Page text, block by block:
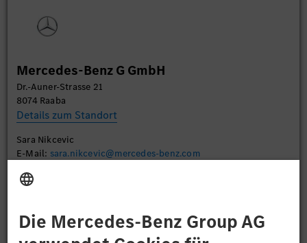
Mercedes-Benz G GmbH
Dr.-Auner-Strasse 21
8074 Raaba
Details zum Standort
Sara Nikcevic
E-Mail: sara.nikcevic@mercedes-benz.com
Bewerben